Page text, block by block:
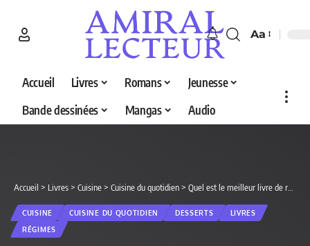
Aa
Accueil Livres Romans
Jeunesse
Bande dessinées
Mangas Audio
Accueil > Livres > Cuisine > Cuisine du quotidien > Quel est le meilleur livre de recettes air fryer en 2026 ? Découvrez nos 5 sélections
CUISINE CUISINE DU QUOTIDIEN DESSERTS
LIVRES
RÉGIMES